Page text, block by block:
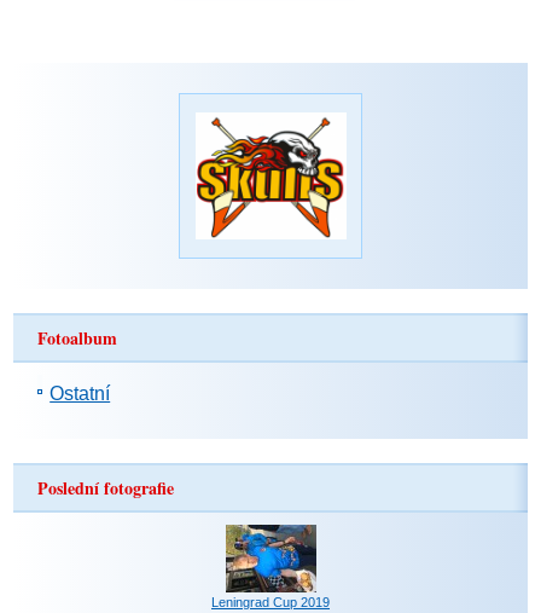
Fotoalbum
Ostatní
Poslední fotografie
Leningrad Cup 2019